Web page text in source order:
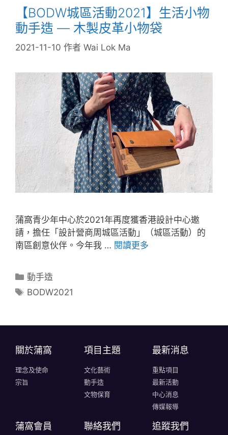
【BODW城區活動2021】生活小物
動手造 — 木製皮革小物袋
2021-11-10 作者 Wai Lok Ma
蒲窩青少年中心於2021年再度獲香港設計中心邀
請，擔任「設計營商周城區活動」（城區活動）的
南區創意伙伴。今年我 … 閱讀更多
動手造
BODW2021
關於蒲窩​
理念及使命
宗旨
項目主題
文化藝術
動手造
文物保育
最新消息
重點項目
最新活動
中心消息
傳媒報導
蒲窩會員 聯絡我們 追蹤我們